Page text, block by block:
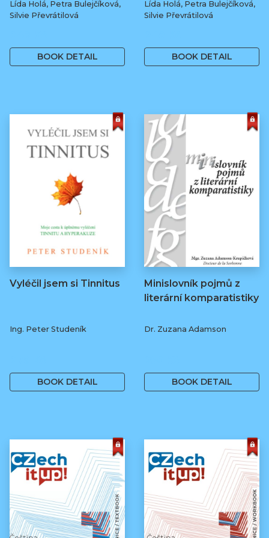
Lída Holá, Petra Bulejčíková,
Silvie Převrátilová
BOOK DETAIL
Lída Holá, Petra Bulejčíková,
Silvie Převrátilová
BOOK DETAIL
Vyléčil jsem si Tinnitus
Ing. Peter Studeník
BOOK DETAIL
Minislovník pojmů z
literární komparatistiky
Dr. Zuzana Adamson
BOOK DETAIL